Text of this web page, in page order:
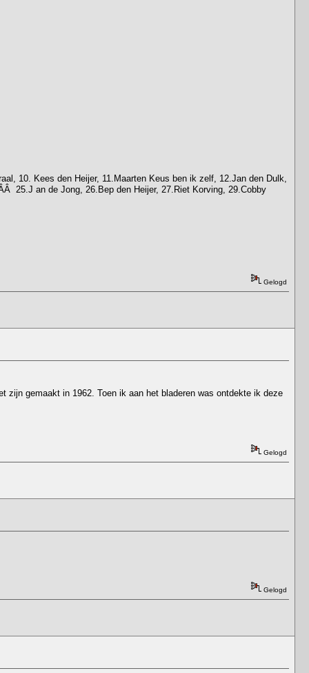
10. Kees den Heijer, 11.Maarten Keus ben ik zelf, 12.Jan den Dulk,
25.J an de Jong, 26.Bep den Heijer, 27.Riet Korving, 29.Cobby
Gelogd
zijn gemaakt in 1962. Toen ik aan het bladeren was ontdekte ik deze
Gelogd
Gelogd